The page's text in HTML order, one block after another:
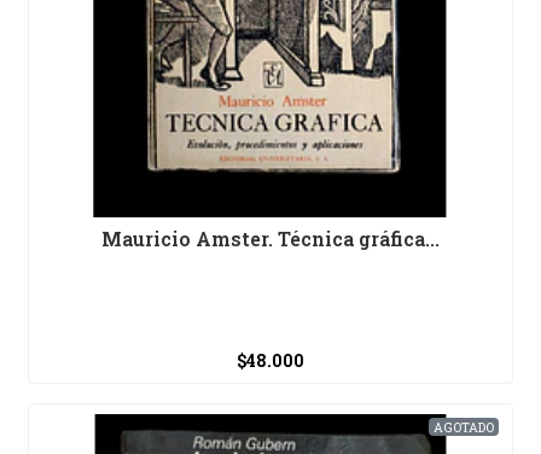
Mauricio Amster. Técnica gráfica...
$48.000
AGOTADO